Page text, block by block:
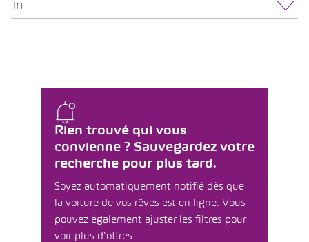
Tri
Rien trouvé qui vous
convienne ? Sauvegardez votre
recherche pour plus tard.
Soyez automatiquement notifié dès que
la voiture de vos rêves est en ligne. Vous
pouvez également ajuster les filtres pour
voir plus d'offres.